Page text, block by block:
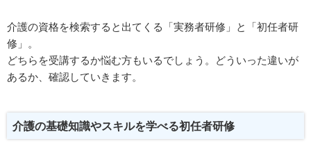
介護の資格を検索すると出てくる「実務者研修」と「初任者研
修」。
どちらを受講するか悩む方もいるでしょう。どういった違いが
あるか、確認していきます。
介護の基礎知識やスキルを学べる初任者研修